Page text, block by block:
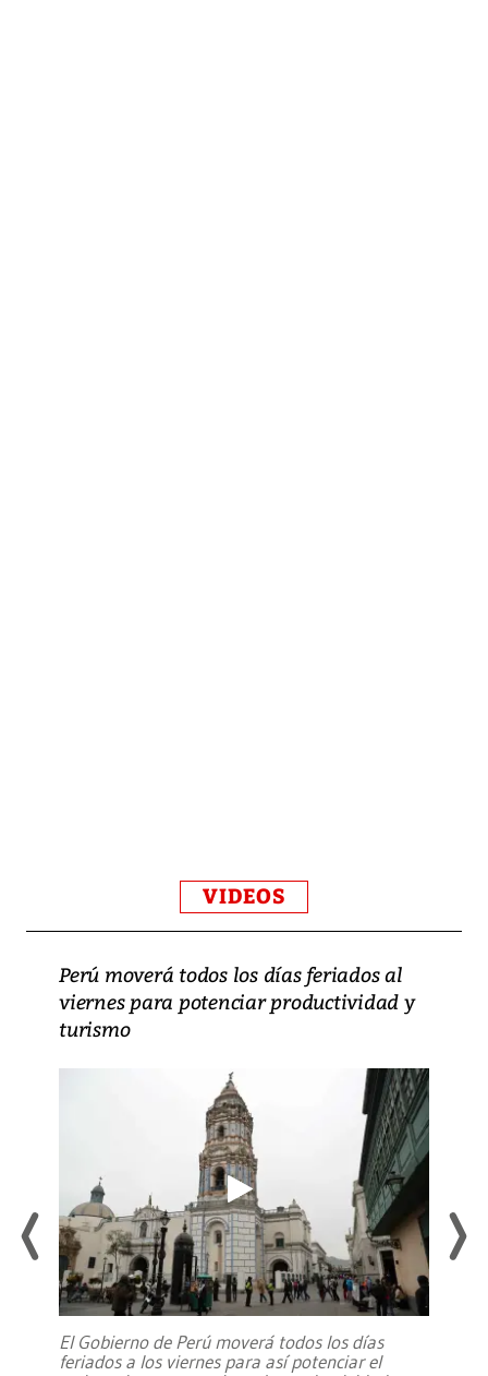
VIDEOS
Perú moverá todos los días feriados al
viernes para potenciar productividad y
turismo
El Gobierno de Perú moverá todos los días
feriados a los viernes para así potenciar el